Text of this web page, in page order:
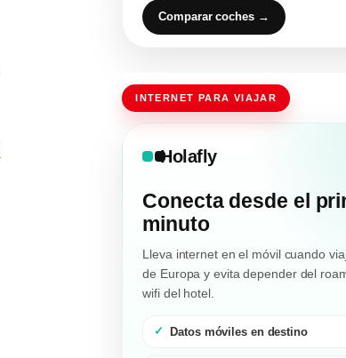
Comparar coches →
INTERNET PARA VIAJAR
Holafly
Conecta desde el
minuto
Lleva internet en el móvil cuando
de Europa y evita depender del
wifi del hotel.
Datos móviles en destino